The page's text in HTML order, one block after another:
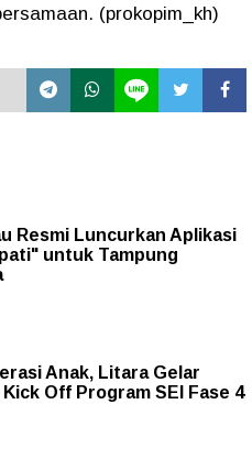
(prokopim_kh)
Resmi Luncurkan Aplikasi
untuk Tampung
Anak, Litara Gelar
Off Program SEI Fase 4